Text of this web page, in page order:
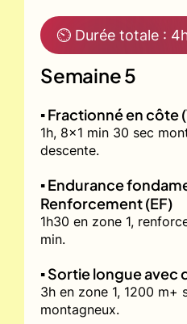
⏲ Durée totale :
Semaine 5
▪️ Fractionné en côte
1h, 8x1 min 30 sec
descente.
▪️ Endurance
Renforcement (EF)
1h30 en zone 1,
min.
▪️ Sortie longue avec
3h en zone 1, 1200 m+
montagneux.